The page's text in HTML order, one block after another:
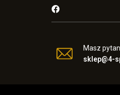
Masz
sklep@4-